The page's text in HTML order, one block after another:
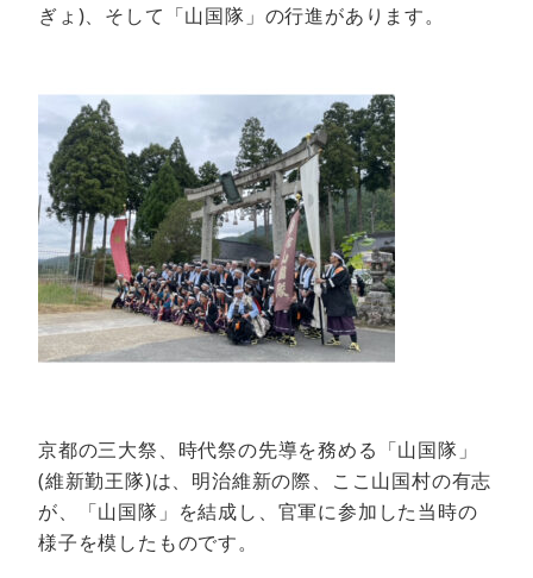
ぎょ)、そして「山国隊」の行進があります。
京都の三大祭、時代祭の先導を務める「山国隊」
(維新勤王隊)は、明治維新の際、ここ山国村の有志
が、「山国隊」を結成し、官軍に参加した当時の
様子を模したものです。